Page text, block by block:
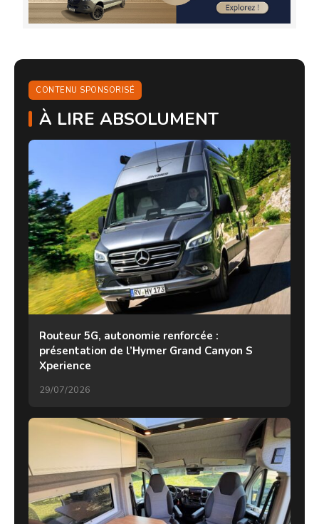
CONTENU SPONSORISÉ
À LIRE ABSOLUMENT
Routeur 5G, autonomie renforcée :
présentation de l’Hymer Grand Canyon S
Xperience
29/07/2026